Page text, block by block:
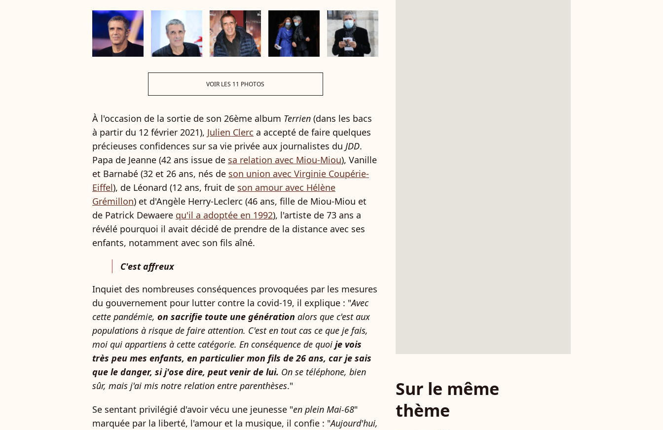
VOIR LES 11 PHOTOS
À l'occasion de la sortie de son 26ème album Terrien (dans les bacs
à partir du 12 février 2021), Julien Clerc a accepté de faire quelques
précieuses confidences sur sa vie privée aux journalistes du JDD.
Papa de Jeanne (42 ans issue de sa relation avec Miou-Miou), Vanille
et Barnabé (32 et 26 ans, nés de son union avec Virginie Coupérie-
Eiffel), de Léonard (12 ans, fruit de son amour avec Hélène
Grémillon) et d'Angèle Herry-Leclerc (46 ans, fille de Miou-Miou et
de Patrick Dewaere qu'il a adoptée en 1992), l'artiste de 73 ans a
révélé pourquoi il avait décidé de prendre de la distance avec ses
enfants, notamment avec son fils aîné.
C'est affreux
Inquiet des nombreuses conséquences provoquées par les mesures
du gouvernement pour lutter contre la covid-19, il explique : "Avec
cette pandémie, on sacrifie toute une génération alors que c'est aux
populations à risque de faire attention. C'est en tout cas ce que je fais,
moi qui appartiens à cette catégorie. En conséquence de quoi je vois
très peu mes enfants, en particulier mon fils de 26 ans, car je sais
que le danger, si j'ose dire, peut venir de lui. On se téléphone, bien
sûr, mais j'ai mis notre relation entre parenthèses."
Se sentant privilégié d'avoir vécu une jeunesse "en plein Mai-68"
marquée par la liberté, l'amour et la musique, il confie : "Aujourd'hui,
Sur le même
thème